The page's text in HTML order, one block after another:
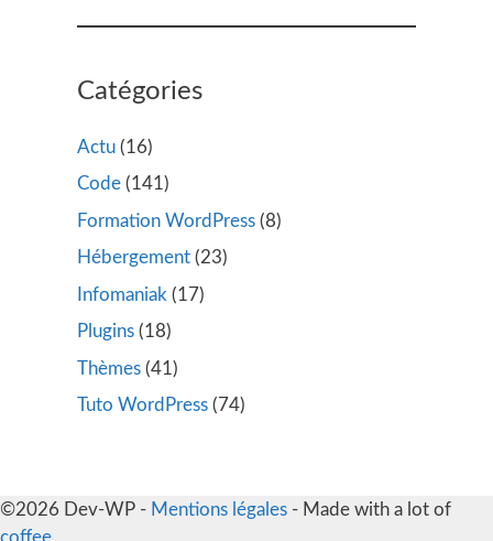
Catégories
Actu (16)
Code (141)
Formation WordPress (8)
Hébergement (23)
Infomaniak (17)
Plugins (18)
Thèmes (41)
Tuto WordPress (74)
©2026 Dev-WP - Mentions légales - Made with a lot of